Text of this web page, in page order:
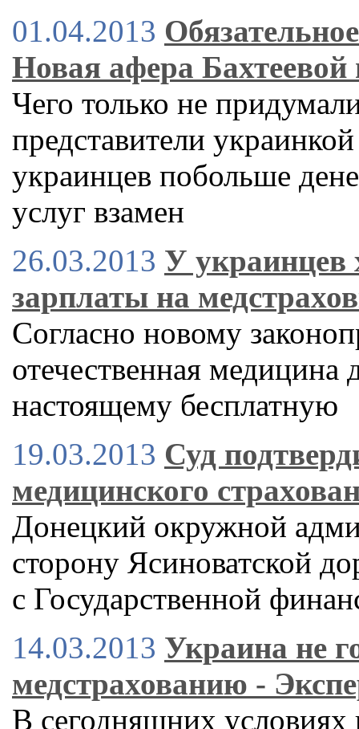
01.04.2013
Новая афера Бахтеевой
Чего только не
представители
украинцев побольше
услуг взамен
26.03.2013 У украинцев
зарплаты на
Согласно новому
отечественная медицина
настоящему бесплатную
19.03.2013 Суд
медицинского
Донецкий окружной
сторону Ясиноватской
с Государственной
14.03.2013 Украина не
медстрахованию -
В сегодняшних условиях